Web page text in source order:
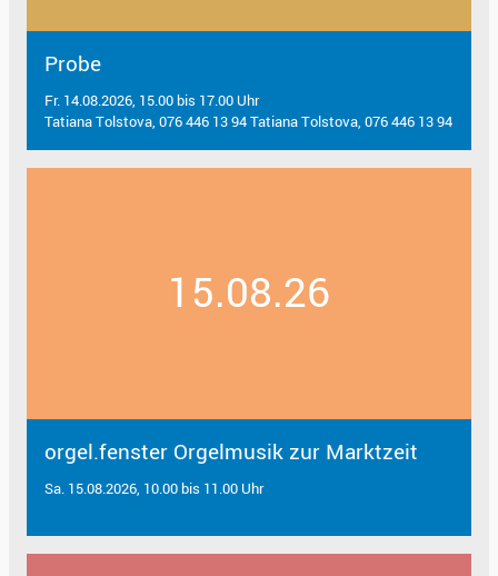
Probe
Fr. 14.08.2026, 15.00 bis 17.00 Uhr
Tatiana Tolstova, 076 446 13 94 Tatiana Tolstova, 076 446 13 94
15.08.26
orgel.fenster Orgelmusik zur Marktzeit
Sa. 15.08.2026, 10.00 bis 11.00 Uhr